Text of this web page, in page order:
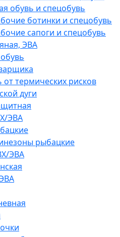
обувь и спецобувь
ботинки и спецобувь
сапоги и спецобувь
ЭВА
от термических рисков
дуги
ЭВА
рыбацкие
ЭВА